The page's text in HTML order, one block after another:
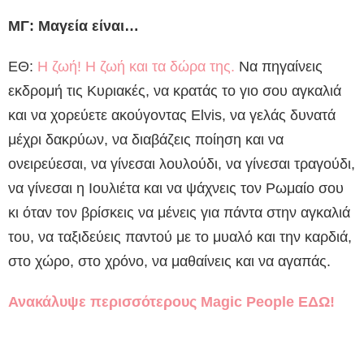
ΜΓ: Μαγεία είναι…
ΕΘ: Η ζωή! Η ζωή και τα δώρα της. Να πηγαίνεις
εκδρομή τις Κυριακές, να κρατάς το γιο σου αγκαλιά
και να χορεύετε ακούγοντας Elvis, να γελάς δυνατά
μέχρι δακρύων, να διαβάζεις ποίηση και να
ονειρεύεσαι, να γίνεσαι λουλούδι, να γίνεσαι τραγούδι,
να γίνεσαι η Ιουλιέτα και να ψάχνεις τον Ρωμαίο σου
κι όταν τον βρίσκεις να μένεις για πάντα στην αγκαλιά
του, να ταξιδεύεις παντού με το μυαλό και την καρδιά,
στο χώρο, στο χρόνο, να μαθαίνεις και να αγαπάς.
Ανακάλυψε περισσότερους Magic People ΕΔΩ!